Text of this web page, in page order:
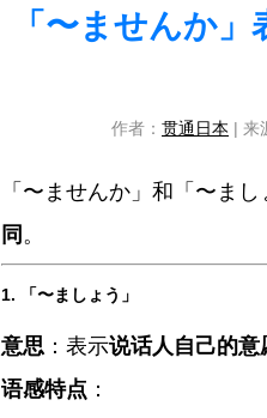
「〜ませんか
作者： 贯通日本 | 来
「〜ませんか」和「〜ま
同 。
1. 「〜ましょう」
意思 ：表示说话人自己的
语感特点 ：